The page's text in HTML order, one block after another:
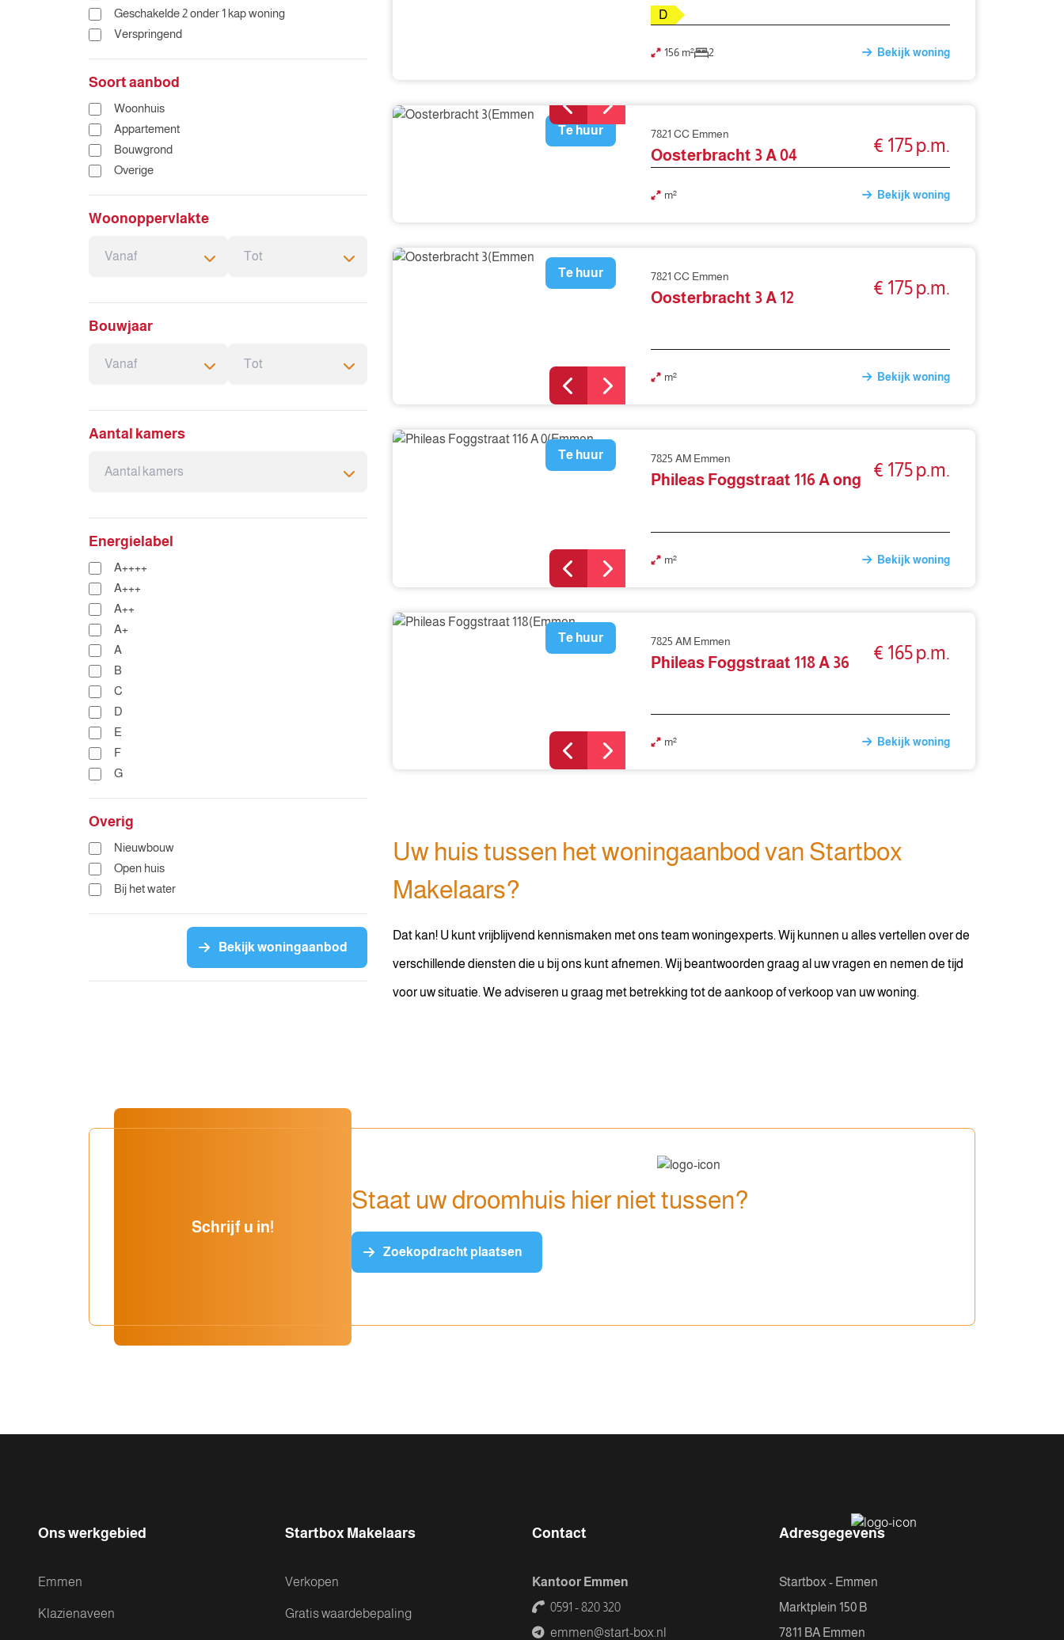
Geschakelde 2 onder 1 kap woning
Verspringend
Soort aanbod
Woonhuis
Appartement
Bouwgrond
Overige
Woonoppervlakte
Bouwjaar
Aantal kamers
Energielabel
A++++
A+++
A++
A+
A
B
C
D
E
F
G
Overig
Nieuwbouw
Open huis
Bij het water
Bekijk woningaanbod
D
156 m² 2 Bekijk woning
Te huur 7821 CC Emmen
Oosterbracht 3 A 04 € 175 p.m.
m² Bekijk woning
Te huur 7821 CC Emmen
Oosterbracht 3 A 12 € 175 p.m.
m² Bekijk woning
Te huur 7825 AM Emmen
Phileas Foggstraat 116 A ong € 175 p.m.
m² Bekijk woning
Te huur 7825 AM Emmen
Phileas Foggstraat 118 A 36 € 165 p.m.
m² Bekijk woning
Uw huis tussen het woningaanbod van Startbox
Makelaars?
Dat kan! U kunt vrijblijvend kennismaken met ons team woningexperts. Wij kunnen u alles vertellen over de
verschillende diensten die u bij ons kunt afnemen. Wij beantwoorden graag al uw vragen en nemen de tijd
voor uw situatie. We adviseren u graag met betrekking tot de aankoop of verkoop van uw woning.
Schrijf u in!
Staat uw droomhuis hier niet tussen?
Zoekopdracht plaatsen
Ons werkgebied
Emmen
Klazienaveen
Startbox Makelaars
Verkopen
Gratis waardebepaling
Contact
Kantoor Emmen
0591 - 820 320
emmen@start-box.nl
Adresgegevens
Startbox - Emmen
Marktplein 150 B
7811 BA Emmen